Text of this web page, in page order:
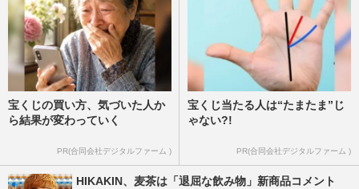
宝くじの買い方、気づいた人か
ら結果が変わっていく
PR(合同会社デジタルファーム )
宝くじ当たる人は“たまたま”じ
ゃない?!
PR(合同会社デジタルファーム )
HIKAKIN、麦茶は「退屈な飲み物」新商品コメント